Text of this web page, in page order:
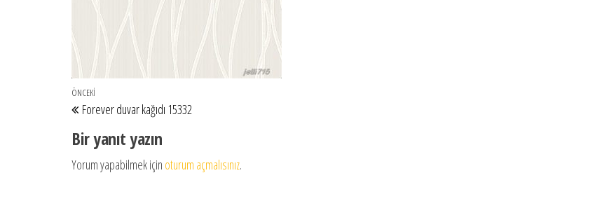
Yazı gezinmesi
Önceki Yazı
ÖNCEKI
Forever duvar kağıdı 15332
Bir yanıt yazın
Yorum yapabilmek için oturum açmalısınız.